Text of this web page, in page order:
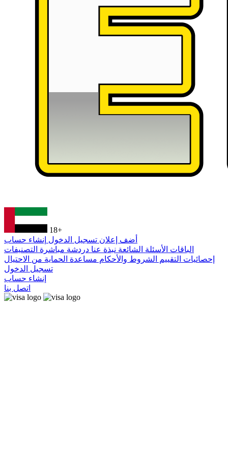
18+
أضف إعلان تسجيل الدخول إنشاء حساب
الباقات الأسئلة الشائعة نبذة عنا دردشة مباشرة التصنيفات
إحصائيات التقييم
الشروط والأحكام مساعدة الحماية من الاحتيال
تسجيل الدخول
إنشاء حساب
اتصل بنا